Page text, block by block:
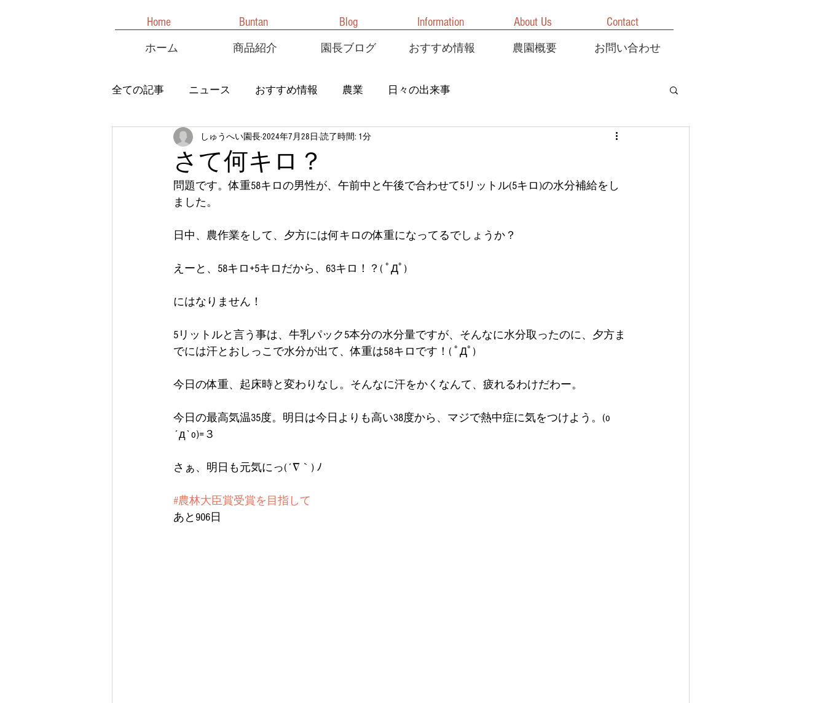
ホーム 商品紹介 園長ブログ おすすめ情報 農園概要 お問い合わせ
Home About Us
Information
Blog
Buntan Contact
全ての記事 ニュース おすすめ情報 農業 日々の出来事
さて何キロ？
しゅうへい園長2024年7月28日 読了時間: 1分
問題です。体重58キロの男性が、午前中と午後で合わせて5リットル(5キロ)の水分補給をし
ました。
日中、農作業をして、夕方には何キロの体重になってるでしょうか？
えーと、58キロ+5キロだから、63キロ！？( ﾟДﾟ)
にはなりません！
5リットルと言う事は、牛乳パック5本分の水分量ですが、そんなに水分取ったのに、夕方ま
でには汗とおしっこで水分が出て、体重は58キロです！( ﾟДﾟ)
今日の体重、起床時と変わりなし。そんなに汗をかくなんて、疲れるわけだわー。
今日の最高気温35度。明日は今日よりも高い38度から、マジで熱中症に気をつけよう。(o
´д`o)=３
さぁ、明日も元気にっ(´∇｀) ﾉ
#農林大臣賞受賞を目指して
あと906日